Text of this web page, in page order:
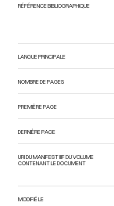
RÉFÉRENCE BIBLIOGRAPHIQUE
LANGUE PRINCIPALE
NOMBRE DE PAGES
PREMIÈRE PAGE
DERNIÈRE PAGE
URI DU MANIFEST IIIF DU VOLUME
CONTENANT LE DOCUMENT
MODIFIÉ LE